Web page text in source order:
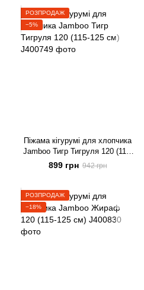
РОЗПРОДАЖ
−5%
Піжама кігурумі для хлопчика
Jamboo Тигр Тигруля 120 (115-
125 см)
899 грн 942 грн
РОЗПРОДАЖ
−18%